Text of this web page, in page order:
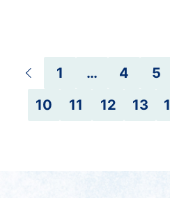
1 … 4 5
10
11 12 13